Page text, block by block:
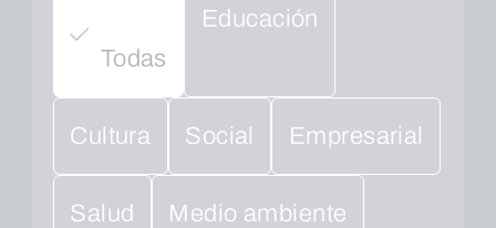
Todas
Educación
Cultura Social Empresarial
Salud Medio ambiente